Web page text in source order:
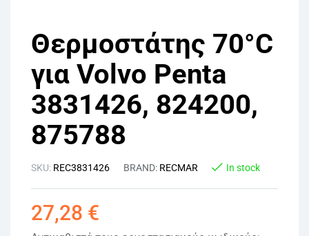
Θερμοστάτης 70°C
για Volvo Penta
3831426, 824200,
875788
SKU: REC3831426 BRAND: RECMAR In stock
27,28 €